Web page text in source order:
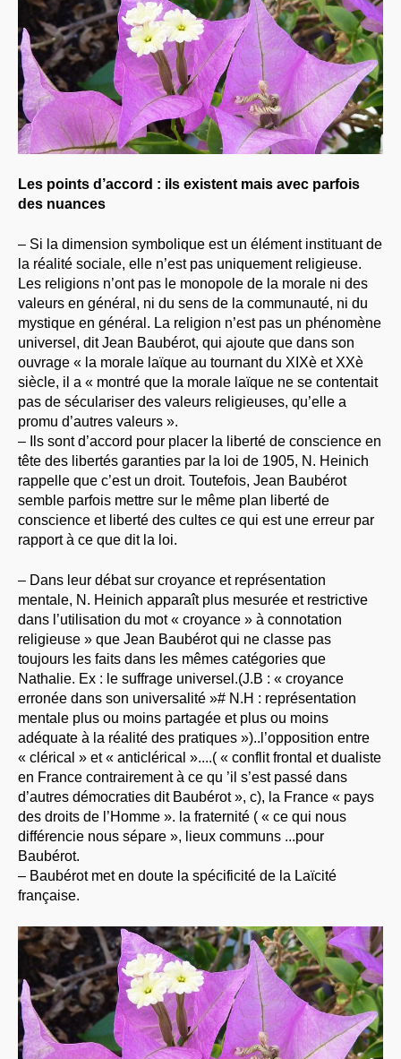
Les points d’accord : ils existent mais avec parfois
des nuances
– Si la dimension symbolique est un élément instituant de
la réalité sociale, elle n’est pas uniquement religieuse.
Les religions n’ont pas le monopole de la morale ni des
valeurs en général, ni du sens de la communauté, ni du
mystique en général. La religion n’est pas un phénomène
universel, dit Jean Baubérot, qui ajoute que dans son
ouvrage « la morale laïque au tournant du XIXè et XXè
siècle, il a « montré que la morale laïque ne se contentait
pas de séculariser des valeurs religieuses, qu’elle a
promu d’autres valeurs ».
– Ils sont d’accord pour placer la liberté de conscience en
tête des libertés garanties par la loi de 1905, N. Heinich
rappelle que c’est un droit. Toutefois, Jean Baubérot
semble parfois mettre sur le même plan liberté de
conscience et liberté des cultes ce qui est une erreur par
rapport à ce que dit la loi.
– Dans leur débat sur croyance et représentation
mentale, N. Heinich apparaît plus mesurée et restrictive
dans l’utilisation du mot « croyance » à connotation
religieuse » que Jean Baubérot qui ne classe pas
toujours les faits dans les mêmes catégories que
Nathalie. Ex : le suffrage universel.(J.B : « croyance
erronée dans son universalité »# N.H : représentation
mentale plus ou moins partagée et plus ou moins
adéquate à la réalité des pratiques »)..l’opposition entre
« clérical » et « anticlérical »....( « conflit frontal et dualiste
en France contrairement à ce qu ’il s’est passé dans
d’autres démocraties dit Baubérot », c), la France « pays
des droits de l’Homme ». la fraternité ( « ce qui nous
différencie nous sépare », lieux communs ...pour
Baubérot.
– Baubérot met en doute la spécificité de la Laïcité
française.